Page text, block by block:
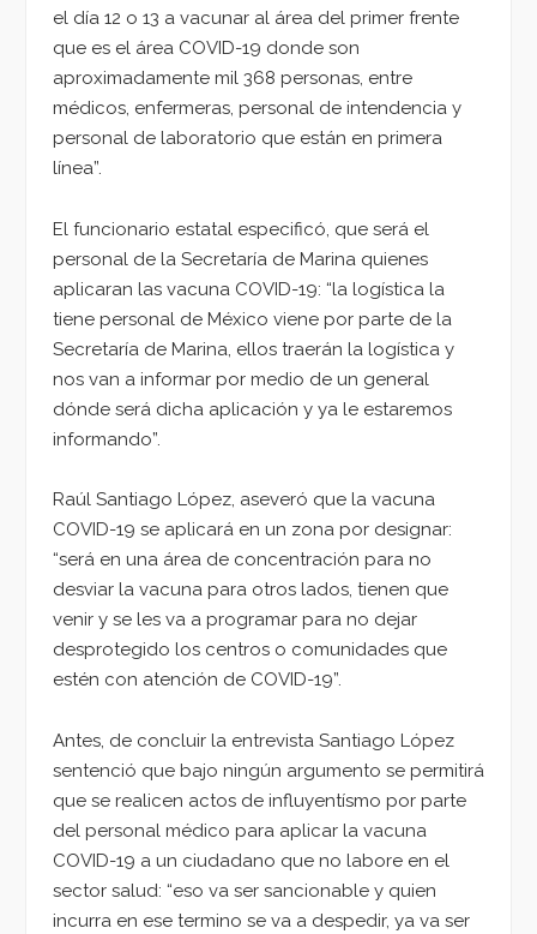
el día 12 o 13 a vacunar al área del primer frente
que es el área COVID-19 donde son
aproximadamente mil 368 personas, entre
médicos, enfermeras, personal de intendencia y
personal de laboratorio que están en primera
línea”.
El funcionario estatal especificó, que será el
personal de la Secretaría de Marina quienes
aplicaran las vacuna COVID-19: “la logística la
tiene personal de México viene por parte de la
Secretaría de Marina, ellos traerán la logística y
nos van a informar por medio de un general
dónde será dicha aplicación y ya le estaremos
informando”.
Raúl Santiago López, aseveró que la vacuna
COVID-19 se aplicará en un zona por designar:
“será en una área de concentración para no
desviar la vacuna para otros lados, tienen que
venir y se les va a programar para no dejar
desprotegido los centros o comunidades que
estén con atención de COVID-19”.
Antes, de concluir la entrevista Santiago López
sentenció que bajo ningún argumento se permitirá
que se realicen actos de influyentísmo por parte
del personal médico para aplicar la vacuna
COVID-19 a un ciudadano que no labore en el
sector salud: “eso va ser sancionable y quien
incurra en ese termino se va a despedir, ya va ser